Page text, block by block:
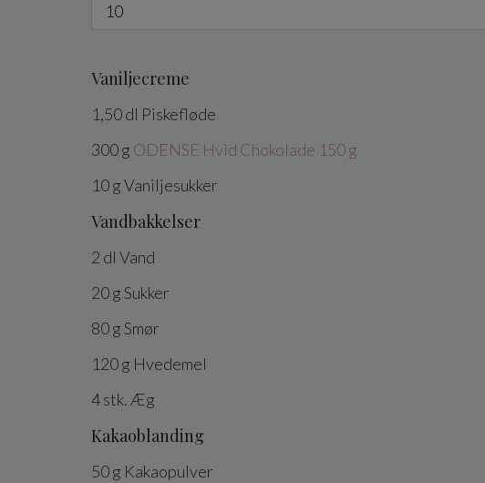
Vaniljecreme
1,50dl Piskefløde
300g ODENSE Hvid Chokolade 150 g
10gVaniljesukker
Vandbakkelser
2 dl Vand
20gSukker
80gSmør
120g Hvedemel
4stk.Æg
Kakaoblanding
50g Kakaopulver